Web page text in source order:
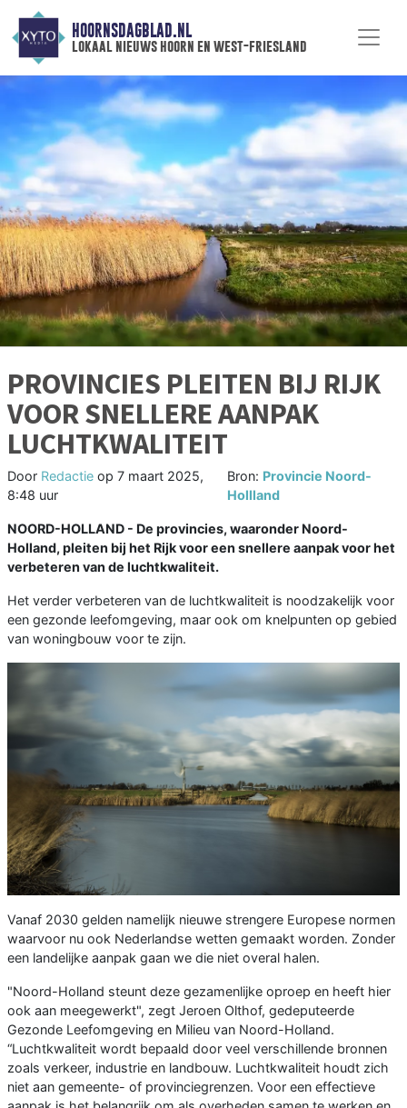
HOORNSDAGBLAD.NL
lokaal nieuws hoorn en west-friesland
PROVINCIES PLEITEN BIJ RIJK
VOOR SNELLERE AANPAK
LUCHTKWALITEIT
Door Redactie op 7 maart 2025,
8:48 uur
Bron: Provincie Noord-
Hollland
NOORD-HOLLAND - De provincies, waaronder Noord-
Holland, pleiten bij het Rijk voor een snellere aanpak voor het
verbeteren van de luchtkwaliteit.
Het verder verbeteren van de luchtkwaliteit is noodzakelijk voor
een gezonde leefomgeving, maar ook om knelpunten op gebied
van woningbouw voor te zijn.
Vanaf 2030 gelden namelijk nieuwe strengere Europese normen
waarvoor nu ook Nederlandse wetten gemaakt worden. Zonder
een landelijke aanpak gaan we die niet overal halen.
"Noord-Holland steunt deze gezamenlijke oproep en heeft hier
ook aan meegewerkt", zegt Jeroen Olthof, gedeputeerde
Gezonde Leefomgeving en Milieu van Noord-Holland.
“Luchtkwaliteit wordt bepaald door veel verschillende bronnen
zoals verkeer, industrie en landbouw. Luchtkwaliteit houdt zich
niet aan gemeente- of provinciegrenzen. Voor een effectieve